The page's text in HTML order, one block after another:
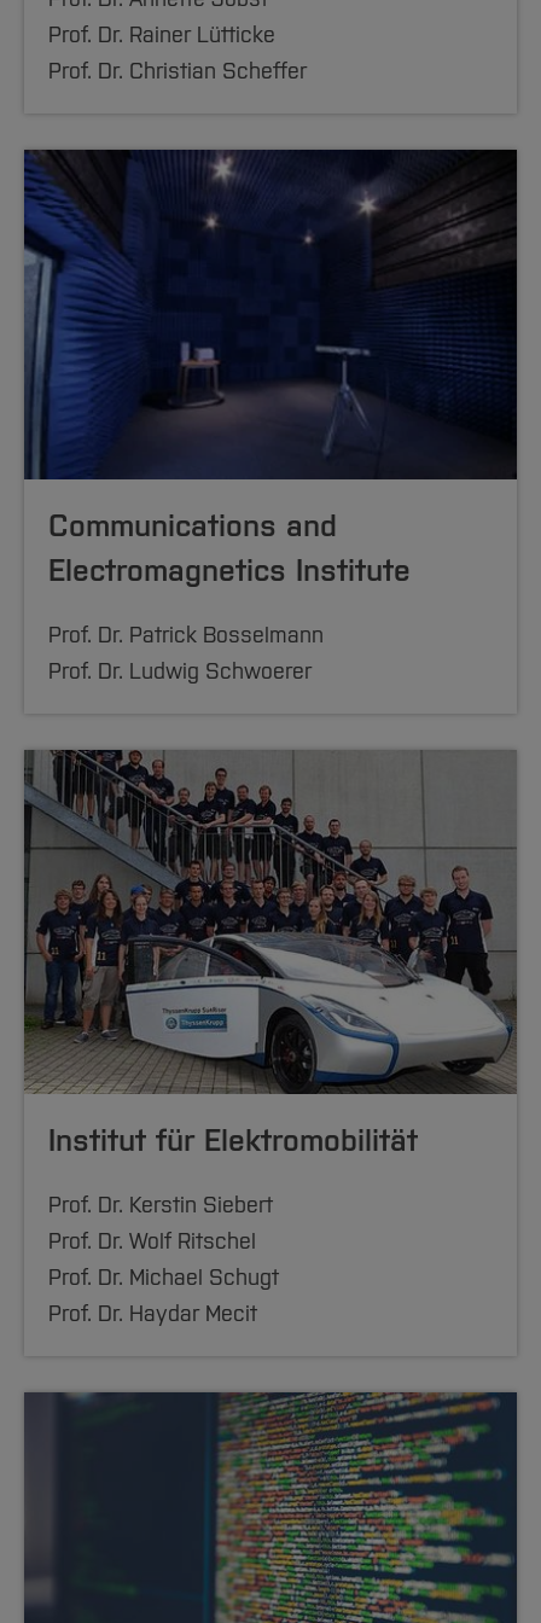
Prof. Dr. Rainer Lütticke
Prof. Dr. Christian Scheffer
Communications and
Electromagnetics Institute
Prof. Dr. Patrick Bosselmann
Prof. Dr. Ludwig Schwoerer
Institut für Elektromobilität
Prof. Dr. Kerstin Siebert
Prof. Dr. Wolf Ritschel
Prof. Dr. Michael Schugt
Prof. Dr. Haydar Mecit